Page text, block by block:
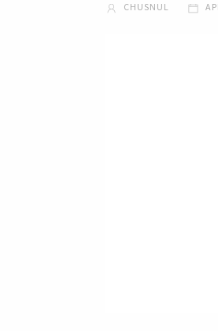
CHUSNUL